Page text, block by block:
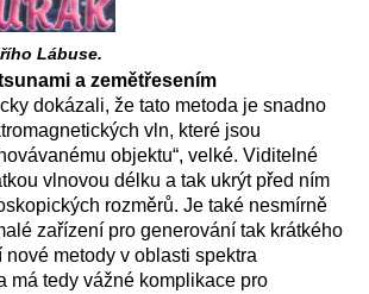
Lábuse.
a zemětřesením
dokázali, že tato metoda je snadno
vln, které jsou
objektu“, velké. Viditelné
vlnovou délku a tak ukrýt před ním
rozměrů. Je také nesmírně
zařízení pro generování tak krátkého
metody v oblasti spektra
má tedy vážné komplikace pro